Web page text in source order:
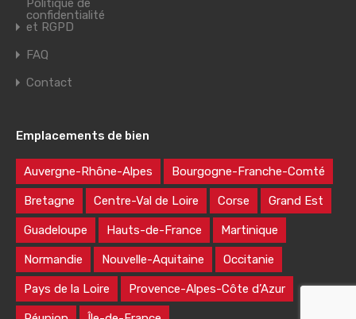
Politique de
confidentialité
et RGPD
FAQ
Contact
Emplacements de bien
Auvergne-Rhône-Alpes Bourgogne-Franche-Comté
Bretagne Centre-Val de Loire Corse Grand Est
Guadeloupe Hauts-de-France Martinique
Normandie Nouvelle-Aquitaine Occitanie
Pays de la Loire Provence-Alpes-Côte d’Azur